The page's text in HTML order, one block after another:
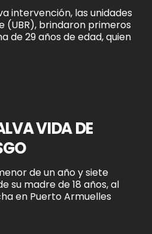
intervención, las unidades
(UBR), brindaron primeros
de 29 años de edad, quien
VIDA DE
de un año y siete
su madre de 18 años, al
en Puerto Armuelles